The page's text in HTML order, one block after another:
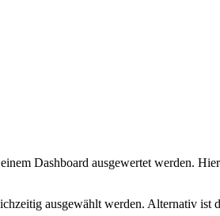
Dashboard ausgewertet werden.
ausgewählt werden. Alternativ